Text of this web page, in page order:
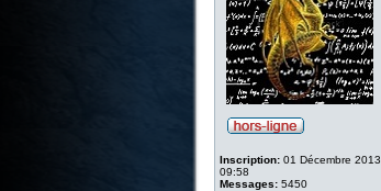
Inscription:01 Décembre 2013,
09:58
Messages:5450